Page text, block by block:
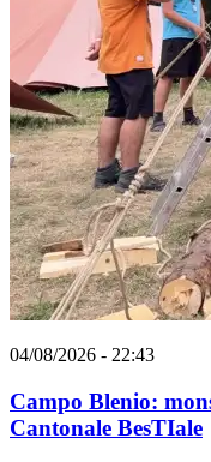
04/08/2026 - 22:43
Campo Blenio:
Cantonale BesTIale